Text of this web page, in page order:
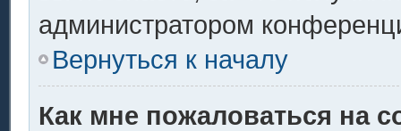
администратором
Вернуться к началу
Как мне пожаловаться на